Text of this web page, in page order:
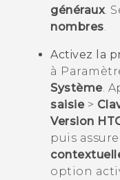
généraux.
nombres.
Activez la
à
Système.
saisie>
Version
puis
option